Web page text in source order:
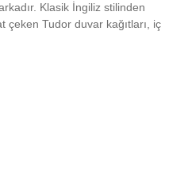
Klasik İngiliz stilinden
çeken Tudor duvar kağıtları, iç